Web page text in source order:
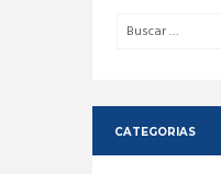
CATEGORIAS